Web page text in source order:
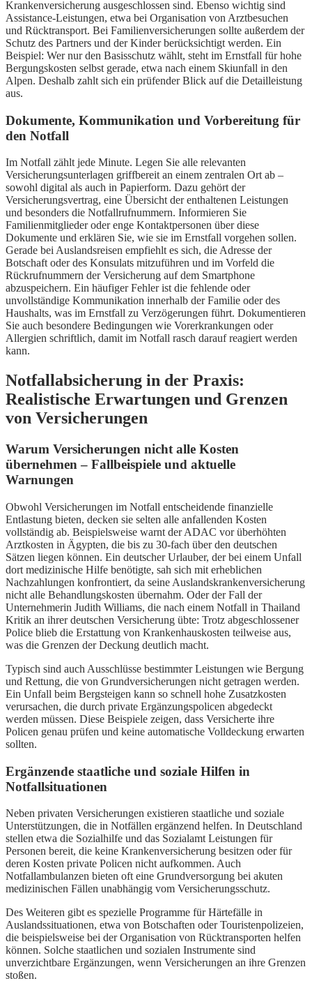
Krankenversicherung ausgeschlossen sind. Ebenso wichtig sind
Assistance-Leistungen, etwa bei Organisation von Arztbesuchen
und Rücktransport. Bei Familienversicherungen sollte außerdem der
Schutz des Partners und der Kinder berücksichtigt werden. Ein
Beispiel: Wer nur den Basisschutz wählt, steht im Ernstfall für hohe
Bergungskosten selbst gerade, etwa nach einem Skiunfall in den
Alpen. Deshalb zahlt sich ein prüfender Blick auf die Detailleistung
aus.
Dokumente, Kommunikation und Vorbereitung für
den Notfall
Im Notfall zählt jede Minute. Legen Sie alle relevanten
Versicherungsunterlagen griffbereit an einem zentralen Ort ab –
sowohl digital als auch in Papierform. Dazu gehört der
Versicherungsvertrag, eine Übersicht der enthaltenen Leistungen
und besonders die Notfallrufnummern. Informieren Sie
Familienmitglieder oder enge Kontaktpersonen über diese
Dokumente und erklären Sie, wie sie im Ernstfall vorgehen sollen.
Gerade bei Auslandsreisen empfiehlt es sich, die Adresse der
Botschaft oder des Konsulats mitzuführen und im Vorfeld die
Rückrufnummern der Versicherung auf dem Smartphone
abzuspeichern. Ein häufiger Fehler ist die fehlende oder
unvollständige Kommunikation innerhalb der Familie oder des
Haushalts, was im Ernstfall zu Verzögerungen führt. Dokumentieren
Sie auch besondere Bedingungen wie Vorerkrankungen oder
Allergien schriftlich, damit im Notfall rasch darauf reagiert werden
kann.
Notfallabsicherung in der Praxis:
Realistische Erwartungen und Grenzen
von Versicherungen
Warum Versicherungen nicht alle Kosten
übernehmen – Fallbeispiele und aktuelle
Warnungen
Obwohl Versicherungen im Notfall entscheidende finanzielle
Entlastung bieten, decken sie selten alle anfallenden Kosten
vollständig ab. Beispielsweise warnt der ADAC vor überhöhten
Arztkosten in Ägypten, die bis zu 30-fach über den deutschen
Sätzen liegen können. Ein deutscher Urlauber, der bei einem Unfall
dort medizinische Hilfe benötigte, sah sich mit erheblichen
Nachzahlungen konfrontiert, da seine Auslandskrankenversicherung
nicht alle Behandlungskosten übernahm. Oder der Fall der
Unternehmerin Judith Williams, die nach einem Notfall in Thailand
Kritik an ihrer deutschen Versicherung übte: Trotz abgeschlossener
Police blieb die Erstattung von Krankenhauskosten teilweise aus,
was die Grenzen der Deckung deutlich macht.
Typisch sind auch Ausschlüsse bestimmter Leistungen wie Bergung
und Rettung, die von Grundversicherungen nicht getragen werden.
Ein Unfall beim Bergsteigen kann so schnell hohe Zusatzkosten
verursachen, die durch private Ergänzungspolicen abgedeckt
werden müssen. Diese Beispiele zeigen, dass Versicherte ihre
Policen genau prüfen und keine automatische Volldeckung erwarten
sollten.
Ergänzende staatliche und soziale Hilfen in
Notfallsituationen
Neben privaten Versicherungen existieren staatliche und soziale
Unterstützungen, die in Notfällen ergänzend helfen. In Deutschland
stellen etwa die Sozialhilfe und das Sozialamt Leistungen für
Personen bereit, die keine Krankenversicherung besitzen oder für
deren Kosten private Policen nicht aufkommen. Auch
Notfallambulanzen bieten oft eine Grundversorgung bei akuten
medizinischen Fällen unabhängig vom Versicherungsschutz.
Des Weiteren gibt es spezielle Programme für Härtefälle in
Auslandssituationen, etwa von Botschaften oder Touristenpolizeien,
die beispielsweise bei der Organisation von Rücktransporten helfen
können. Solche staatlichen und sozialen Instrumente sind
unverzichtbare Ergänzungen, wenn Versicherungen an ihre Grenzen
stoßen.